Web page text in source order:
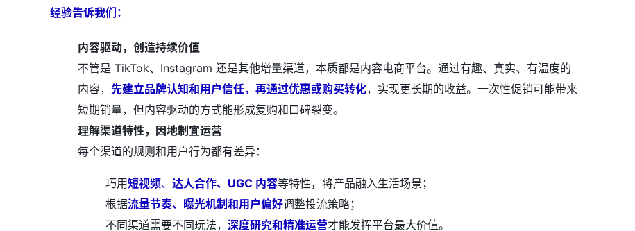
经验告诉我们：
内容驱动，创造持续价值
不管是 TikTok、Instagram 还是其他增量渠道，本质都是内容电商平台。通过有趣、真实、有温度的
内容， 先建立品牌认知和用户信任， 再通过优惠或购买转化，实现更长期的收益。一次性促销可能带来
短期销量，但内容驱动的方式能形成复购和口碑裂变。
理解渠道特性，因地制宜运营
每个渠道的规则和用户行为都有差异：
巧用短视频、 达人合作、UGC 内容等特性，将产品融入生活场景；
根据流量节奏、曝光机制和用户偏好调整投流策略；
不同渠道需要不同玩法， 深度研究和精准运营才能发挥平台最大价值。